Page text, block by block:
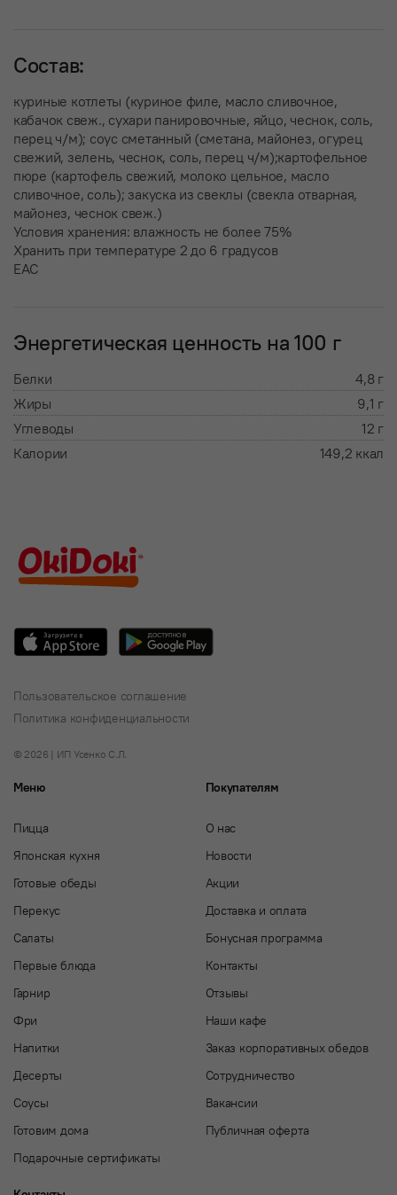
Состав:
куриные котлеты (куриное филе, масло сливочное,
кабачок свеж., сухари панировочные, яйцо, чеснок, соль,
перец ч/м); соус сметанный (сметана, майонез, огурец
свежий, зелень, чеснок, соль, перец ч/м);картофельное
пюре (картофель свежий, молоко цельное, масло
сливочное, соль); закуска из свеклы (свекла отварная,
майонез, чеснок свеж.)
Условия хранения: влажность не более 75%
Хранить при температуре 2 до 6 градусов
EAC
Энергетическая ценность на 100 г
Белки
4,8 г
Жиры
9,1 г
Углеводы
12 г
Калории
149,2 ккал
Пользовательское соглашение
Политика конфиденциальности
© 2026 | ИП Усенко С.Л.
Меню
Пицца
Японская кухня
Готовые обеды
Перекус
Салаты
Первые блюда
Гарнир
Фри
Напитки
Десерты
Соусы
Готовим дома
Подарочные сертификаты
Покупателям
О нас
Новости
Акции
Доставка и оплата
Бонусная программа
Контакты
Отзывы
Наши кафе
Заказ корпоративных обедов
Сотрудничество
Вакансии
Публичная оферта